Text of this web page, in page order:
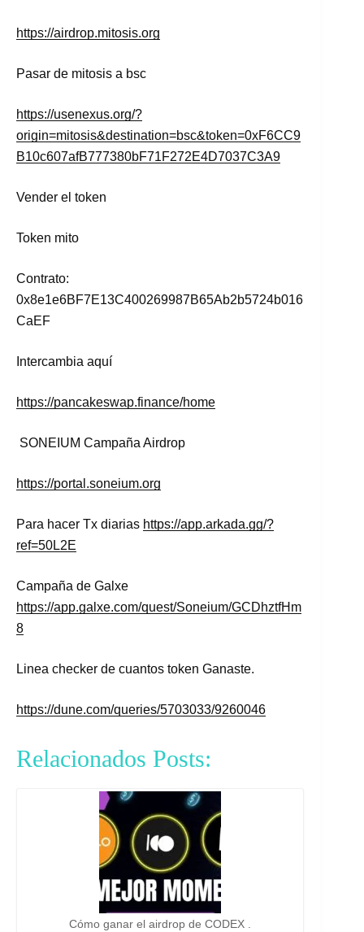
https://airdrop.mitosis.org
Pasar de mitosis a bsc
https://usenexus.org/?
origin=mitosis&destination=bsc&token=0xF6CC9
B10c607afB777380bF71F272E4D7037C3A9
Vender el token
Token mito
Contrato:
0x8e1e6BF7E13C400269987B65Ab2b5724b016
CaEF
Intercambia aquí
https://pancakeswap.finance/home
SONEIUM Campaña Airdrop
https://portal.soneium.org
Para hacer Tx diarias https://app.arkada.gg/?
ref=50L2E
Campaña de Galxe
https://app.galxe.com/quest/Soneium/GCDhztfHm
8
Linea checker de cuantos token Ganaste.
https://dune.com/queries/5703033/9260046
Relacionados Posts:
Cómo ganar el airdrop de CODEX .